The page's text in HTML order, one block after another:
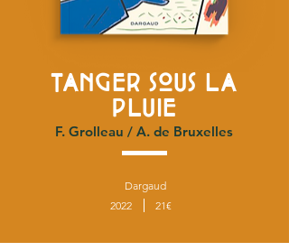
TANGER SOUS LA
PLUIE
F. Grolleau / A. de Bruxelles
Dargaud
2022
21€